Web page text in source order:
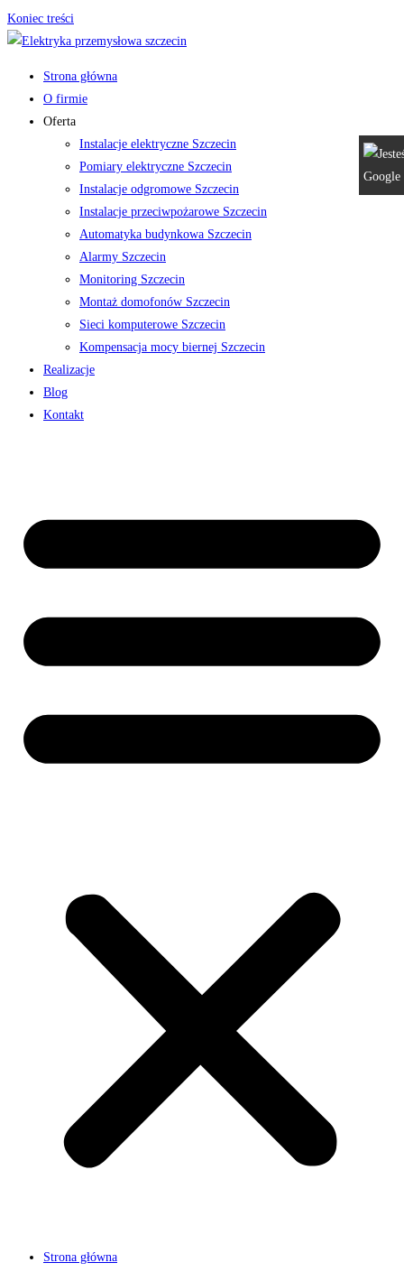
Koniec treści
Strona główna
O firmie
Oferta
Instalacje elektryczne Szczecin
Pomiary elektryczne Szczecin
Instalacje odgromowe Szczecin
Instalacje przeciwpożarowe Szczecin
Automatyka budynkowa Szczecin
Alarmy Szczecin
Monitoring Szczecin
Montaż domofonów Szczecin
Sieci komputerowe Szczecin
Kompensacja mocy biernej Szczecin
Realizacje
Blog
Kontakt
Strona główna